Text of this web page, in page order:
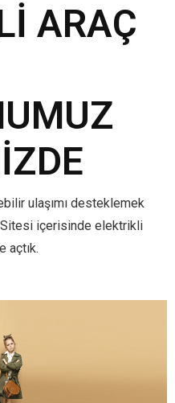
ARAÇ
ulaşımı desteklemek
Sitesi içerisinde elektrikli
açtık.